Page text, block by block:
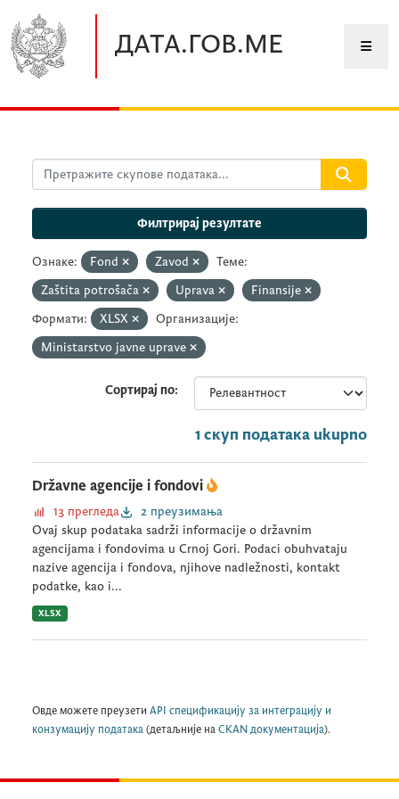
ДАТА.ГОВ.МЕ
Филтрирај резултате
Ознаке: Fond Zavod
Теме:
Zaštita potrošača
Uprava
Finansije
Формати:
XLSX
Организације:
Ministarstvo javne uprave
Сортирај по
1 скуп података ukupno
Državne agencije i fondovi
13 прегледа
2 преузимања
Ovaj skup podataka sadrži informacije o državnim
agencijama i fondovima u Crnoj Gori. Podaci obuhvataju
nazive agencija i fondova, njihove nadležnosti, kontakt
podatke, kao i...
XLSX
Овде можете преузети API спецификацију за интеграцију и
конзумацију података (детаљније на CKAN документација).